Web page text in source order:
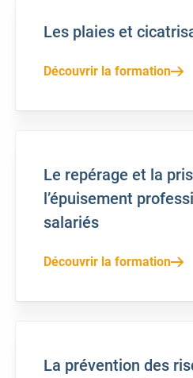
Les plaies et
Découvrir la formation
Le repérage et la
l’épuisement
salariés
Découvrir la formation
La prévention des